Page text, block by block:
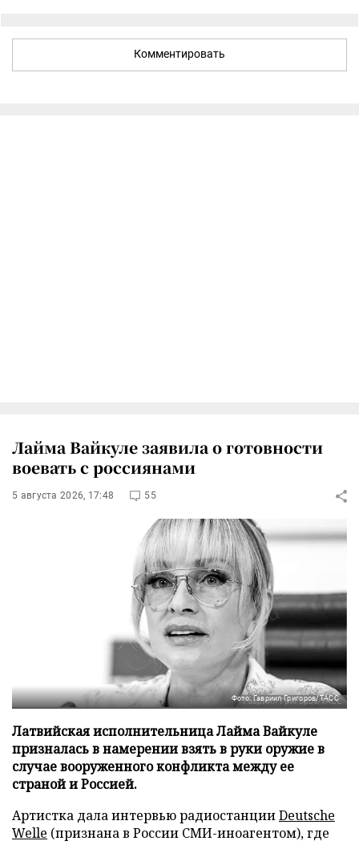
Комментировать
Лайма Вайкуле заявила о готовности
воевать с россиянами
5 августа 2026, 17:48 55
Фото: Гавриил Григоров/ТАСС
Латвийская исполнительница Лайма Вайкуле
призналась в намерении взять в руки оружие в
случае вооруженного конфликта между ее
страной и Россией.
Артистка дала интервью радиостанцииDeutsche
Welle (признана в России СМИ-иноагентом), где